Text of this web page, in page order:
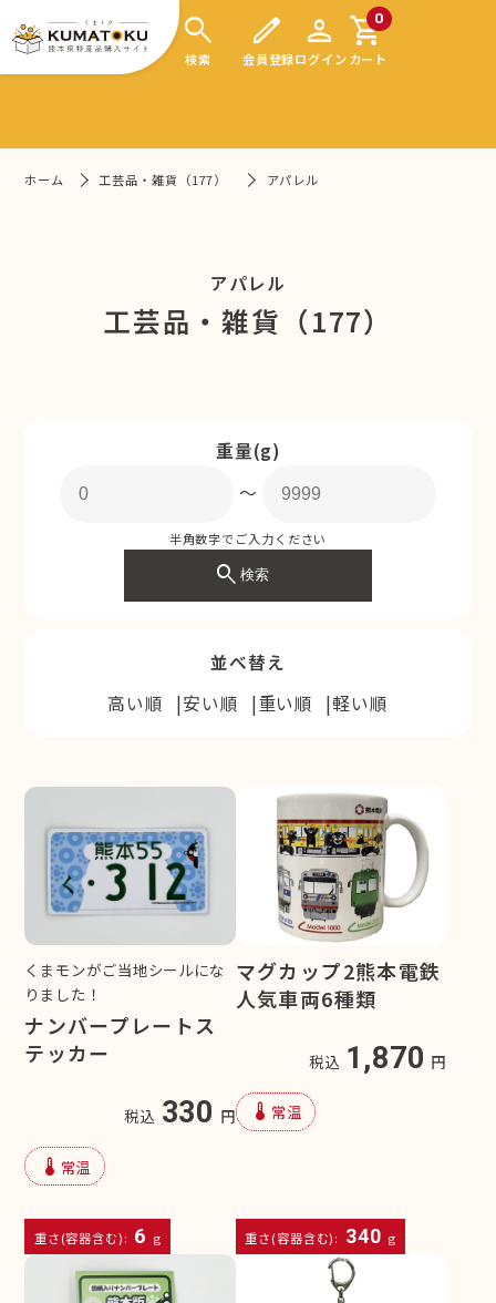
search
検索
edit
会員登録
person
ログイン
0
shopping_cart
カート
ホーム 工芸品・雑貨（177） アパレル
アパレル
工芸品・雑貨（177）
重量(g)
〜
半角数字でご入力ください
search検索
並べ替え
高い順
安い順 重い順 軽い順
くまモンがご当地シールにな
りました！
ナンバープレートス
テッカー
税込 330 円
device_thermostat 常温
重さ(容器含む): 6 g
マグカップ2熊本電鉄
人気車両6種類
税込 1,870 円
device_thermostat 常温
重さ(容器含む): 340 g